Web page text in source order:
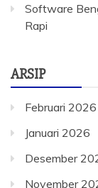
Software
Rapi
ARSIP
Februari 2026
Januari 2026
Desember
November